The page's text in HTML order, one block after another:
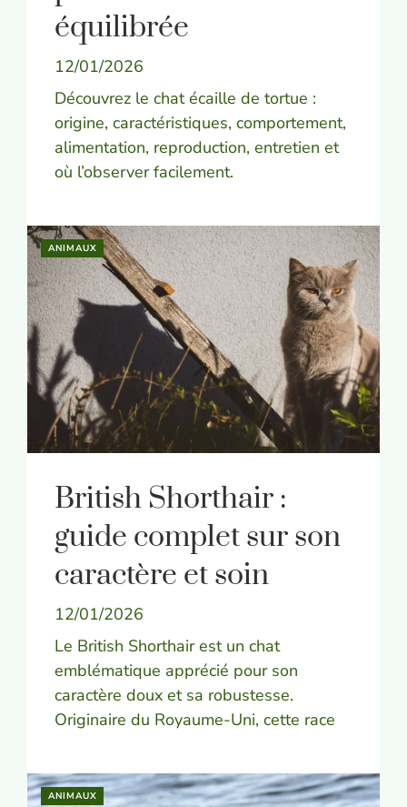
équilibrée
12/01/2026
Découvrez le chat écaille de tortue :
origine, caractéristiques, comportement,
alimentation, reproduction, entretien et
où l’observer facilement.
ANIMAUX
British Shorthair :
guide complet sur son
caractère et soin
12/01/2026
Le British Shorthair est un chat
emblématique apprécié pour son
caractère doux et sa robustesse.
Originaire du Royaume-Uni, cette race
ANIMAUX